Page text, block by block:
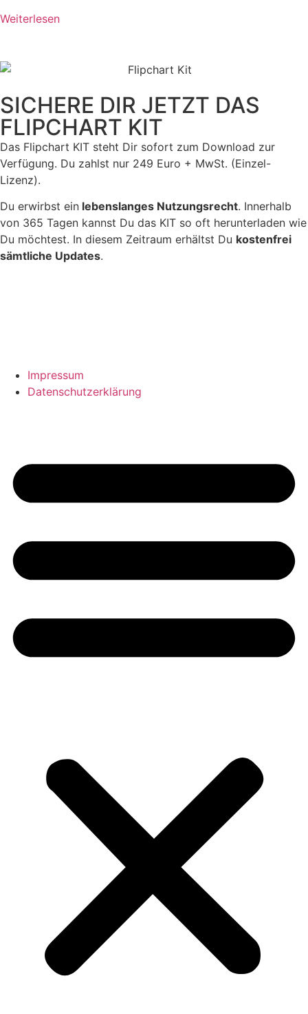
Weiterlesen
SICHERE DIR JETZT DAS
FLIPCHART KIT
Das Flipchart KIT steht Dir sofort zum Download zur
Verfügung. Du zahlst nur 249 Euro + MwSt. (Einzel-
Lizenz).
Du erwirbst ein lebenslanges Nutzungsrecht. Innerhalb
von 365 Tagen kannst Du das KIT so oft herunterladen wie
Du möchtest. In diesem Zeitraum erhältst Du kostenfrei
sämtliche Updates.
Impressum
Datenschutzerklärung